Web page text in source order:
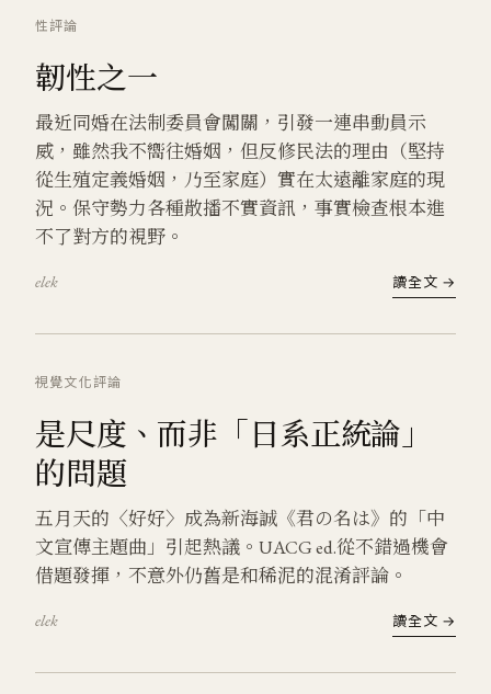
性評論
韌性之一
最近同婚在法制委員會闖關，引發一連串動員示
威，雖然我不嚮往婚姻，但反修民法的理由（堅持
從生殖定義婚姻，乃至家庭）實在太遠離家庭的現
況。保守勢力各種散播不實資訊，事實檢查根本進
不了對方的視野。
elek 讀全文 →
視覺文化評論
是尺度、而非「日系正統論」
的問題
五月天的〈好好〉成為新海誠《君の名は》的「中
文宣傳主題曲」引起熱議。UACG ed.從不錯過機會
借題發揮，不意外仍舊是和稀泥的混淆評論。
elek 讀全文 →